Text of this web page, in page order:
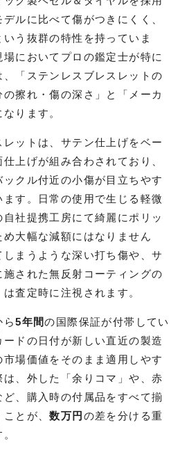
ルに比べて傷がつきにくく、
う抜群の特性を持っていま
においてプロの鑑定士が特に
「ステンレスブレスレットの
擦れ・傷の深さ」と「メーカ
ります。
レットは、サテン仕上げをベー
上げが組み合わされており、
クル付近の小傷が目立ちやす
す。日常の使用で生じる軽微
社提携工房にて綺麗にポリッ
大幅な減額にはなりません
まうような深い打ち傷や、サ
された無反射コーティングの
査定時に注視されます。
ら5年間の国際保証が付帯してい
ドの日付が新しい直近の製造
場価値をそのまま適用しやす
は、外した「余りコマ」や、赤
、購入時の付属品をすべて揃
ことが、数万円 の差を分ける重